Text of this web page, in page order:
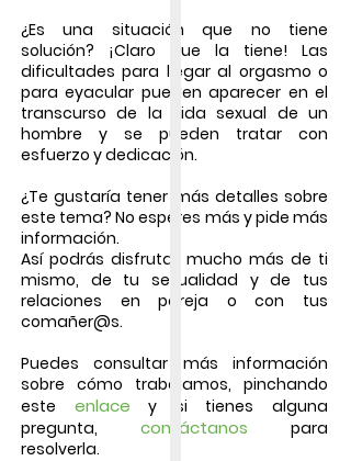
¿Es una situación que no tiene
solución? ¡Claro que la tiene! Las
dificultades para llegar al orgasmo o
para eyacular pueden aparecer en el
transcurso de la vida sexual de un
hombre y se pueden tratar con
esfuerzo y dedicación.
¿Te gustaría tener más detalles sobre
este tema? No esperes más y pide más
información.
Así podrás disfrutar mucho más de ti
mismo, de tu sexualidad y de tus
relaciones en pareja o con tus
comañer@s.
Puedes consultar más información
sobre cómo trabajamos, pinchando
este enlace y si tienes alguna
pregunta, contáctanos para
resolverla.